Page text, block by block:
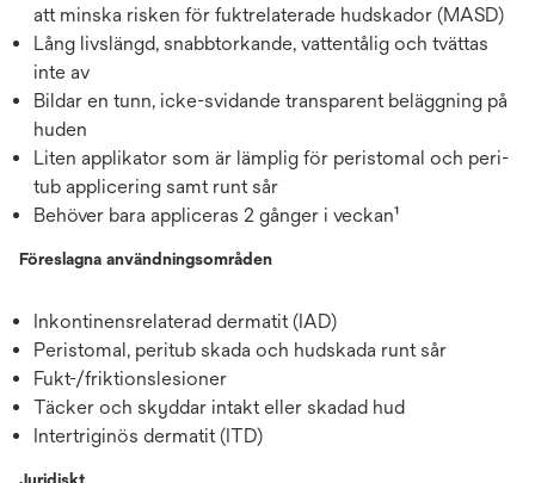
att minska risken för fuktrelaterade hudskador (MASD)
Lång livslängd, snabbtorkande, vattentålig och tvättas
inte av
Bildar en tunn, icke-svidande transparent beläggning på
huden
Liten applikator som är lämplig för peristomal och peri-
tub applicering samt runt sår
Behöver bara appliceras 2 gånger i veckan¹
Föreslagna användningsområden
Inkontinensrelaterad dermatit (IAD)
Peristomal, peritub skada och hudskada runt sår
Fukt-/friktionslesioner
Täcker och skyddar intakt eller skadad hud
Intertriginös dermatit (ITD)